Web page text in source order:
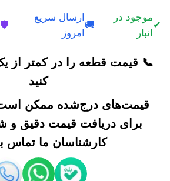
✔
موجود در
انبار
🚚
ارسال سریع
امروز
🛡️
📞 قیمت قطعه را در کمتر از
کنید
قیمت‌های درج‌شده ممکن است
برای دریافت قیمت دقیق و
کارشناسان ما تماس